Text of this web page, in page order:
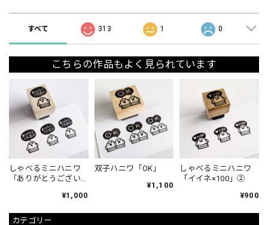
カテゴリー
すべて 313 1 0
こちらの作品もよく見られています
しゃべるミニハニワ
「ありがとうござい
¥1,000
双子ハニワ「OK」
¥1,100
しゃべるミニハニワ
「イイネ×100」②
¥900